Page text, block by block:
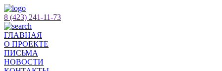
8 (423) 241-11-73
ГЛАВНАЯ
О ПРОЕКТЕ
ПИСЬМА
НОВОСТИ